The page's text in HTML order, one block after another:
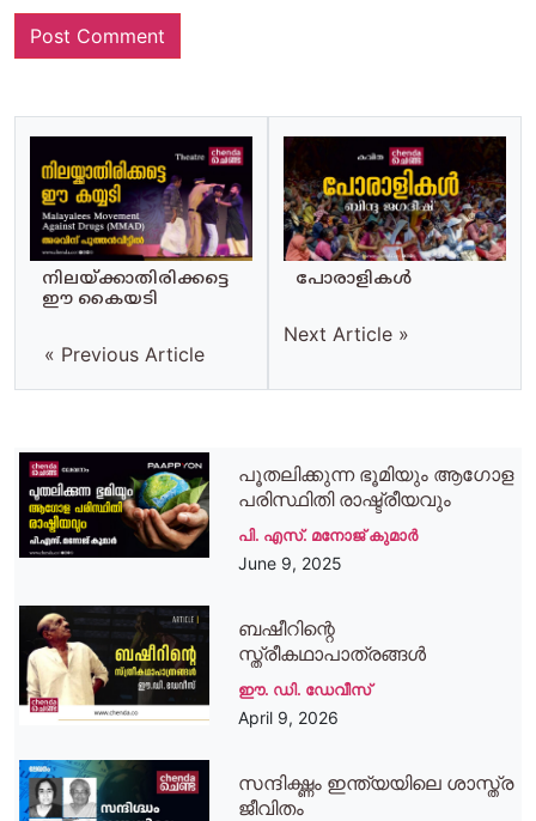
നിലയ്ക്കാതിരിക്കട്ടെ
ഈ കൈയടി
« Previous Article
പോരാളികൾ
Next Article »
പൂതലിക്കുന്ന ഭൂമിയും ആഗോള
പരിസ്ഥിതി രാഷ്ട്രീയവും
പി. എസ്. മനോജ് കുമാര്‍
June 9, 2025
ബഷീറിന്റെ
സ്ത്രീകഥാപാത്രങ്ങള്‍
ഈ. ഡി. ഡേവീസ്
April 9, 2026
സന്ദിഗ്ദ്ധം ഇന്ത്യയിലെ ശാസ്ത്ര
ജീവിതം